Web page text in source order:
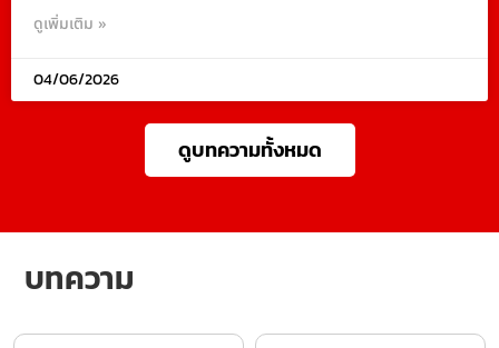
ดูเพิ่มเติม »
04/06/2026
ดูบทความทั้งหมด
บทความ